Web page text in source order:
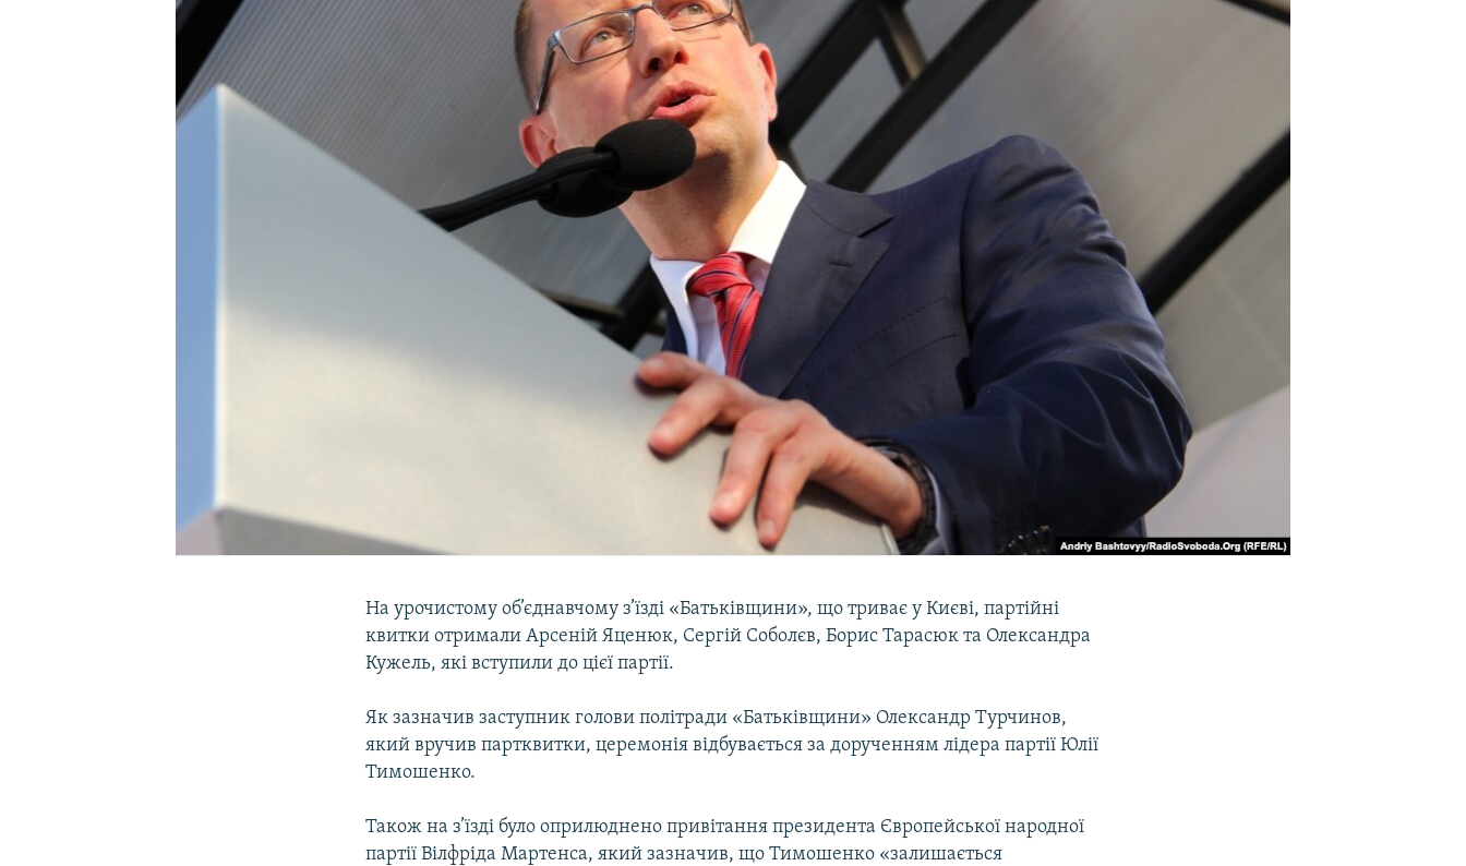
УКРАЇНСЬКА ПРОБЛЕМА КРИМУ
На урочистому об’єднавчому з’їзді «Батьківщини», що триває у Києві, партійні
квитки отримали Арсеній Яценюк, Сергій Соболєв, Борис Тарасюк та Олександра
Кужель, які вступили до цієї партії.
Як зазначив заступник голови політради «Батьківщини» Олександр Турчинов,
який вручив партквитки, церемонія відбувається за дорученням лідера партії Юлії
Тимошенко.
Також на з’їзді було оприлюднено привітання президента Європейської народної
партії Вілфріда Мартенса, який зазначив, що Тимошенко «залишається